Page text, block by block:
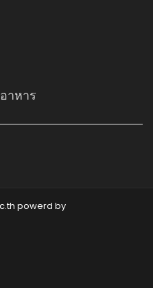
าหาร
powerd by